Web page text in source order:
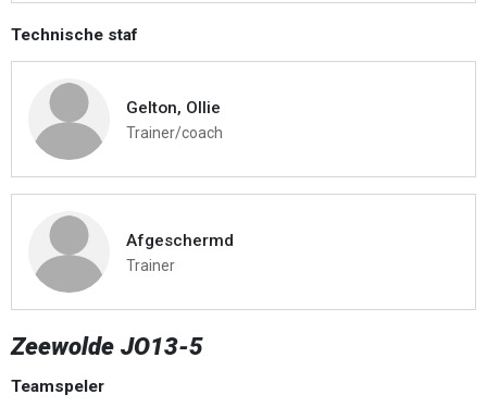
Technische staf
Gelton, Ollie
Trainer/coach
Afgeschermd
Trainer
Zeewolde JO13-5
Teamspeler